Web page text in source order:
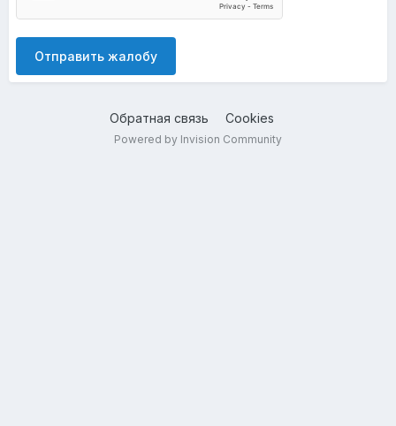
Отправить жалобу
Обратная связь Cookies
Powered by Invision Community